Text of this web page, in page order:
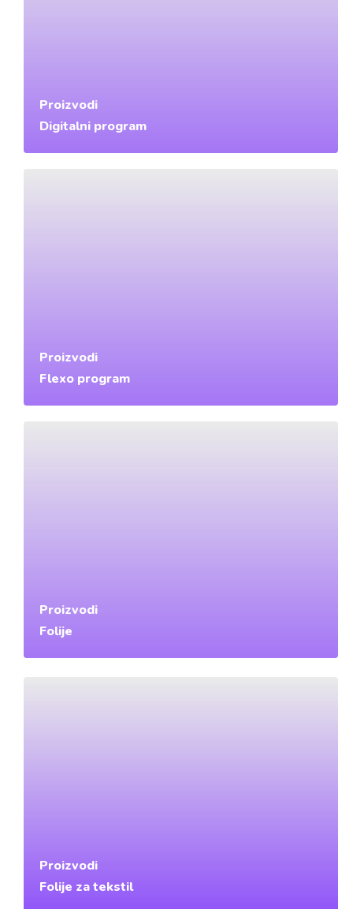
Proizvodi
Digitalni program
Proizvodi
Flexo program
Proizvodi
Folije
Proizvodi
Folije za tekstil